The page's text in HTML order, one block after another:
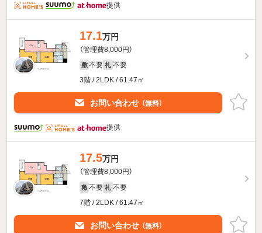
提供
17.1万円
（管理費8,000円）
敷 不要 礼 不要
3階 / 2LDK / 61.47㎡
お問い合わせ （無料）
提供
17.5万円
（管理費8,000円）
敷 不要 礼 不要
7階 / 2LDK / 61.47㎡
お問い合わせ （無料）